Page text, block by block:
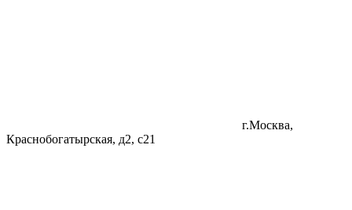
г.Москва,
Краснобогатырская, д2, с21